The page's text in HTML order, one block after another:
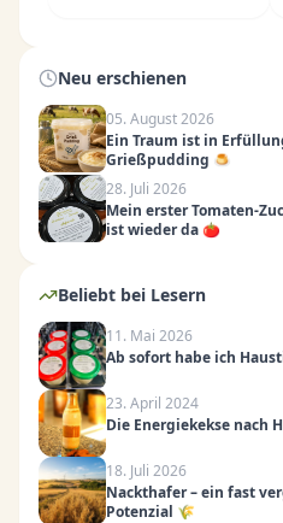
Neu erschienen
05. August 2026
Ein Traum ist in
Grießpudding 🍮
28. Juli 2026
Mein erster Tomaten-
ist wieder da 🍅
Beliebt bei Lesern
11. Mai 2026
Ab sofort habe ich
23. April 2024
Die Energiekekse nach
18. Juli 2026
Nackthafer – ein fast
Potenzial 🌾